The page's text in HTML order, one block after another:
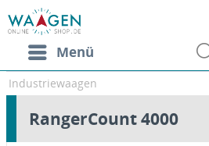
Menü
Industriewaagen
RangerCount 4000